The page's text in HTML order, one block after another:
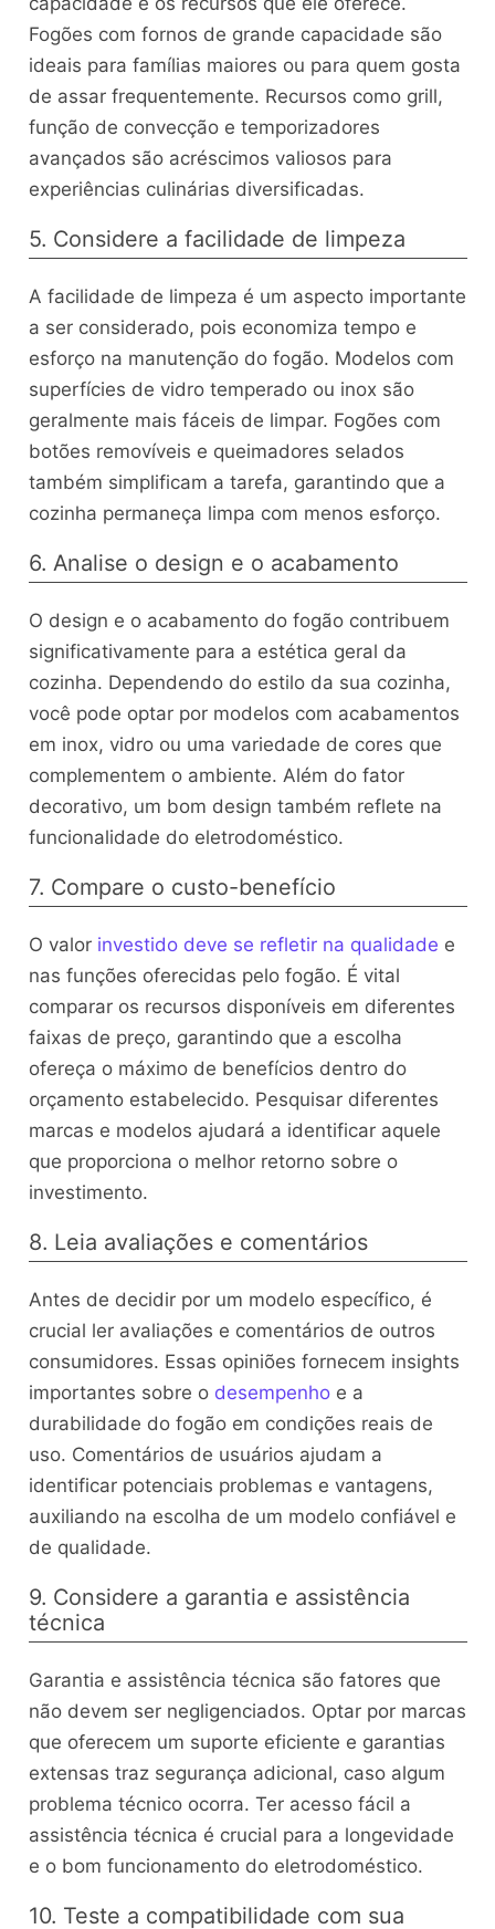
Fogões com fornos de grande capacidade são
ideais para famílias maiores ou para quem gosta
de assar frequentemente. Recursos como grill,
função de convecção e temporizadores
avançados são acréscimos valiosos para
experiências culinárias diversificadas.
5. Considere a facilidade de limpeza
A facilidade de limpeza é um aspecto importante
a ser considerado, pois economiza tempo e
esforço na manutenção do fogão. Modelos com
superfícies de vidro temperado ou inox são
geralmente mais fáceis de limpar. Fogões com
botões removíveis e queimadores selados
também simplificam a tarefa, garantindo que a
cozinha permaneça limpa com menos esforço.
6. Analise o design e o acabamento
O design e o acabamento do fogão contribuem
significativamente para a estética geral da
cozinha. Dependendo do estilo da sua cozinha,
você pode optar por modelos com acabamentos
em inox, vidro ou uma variedade de cores que
complementem o ambiente. Além do fator
decorativo, um bom design também reflete na
funcionalidade do eletrodoméstico.
7. Compare o custo-benefício
O valor investido deve se refletir na qualidade e
nas funções oferecidas pelo fogão. É vital
comparar os recursos disponíveis em diferentes
faixas de preço, garantindo que a escolha
ofereça o máximo de benefícios dentro do
orçamento estabelecido. Pesquisar diferentes
marcas e modelos ajudará a identificar aquele
que proporciona o melhor retorno sobre o
investimento.
8. Leia avaliações e comentários
Antes de decidir por um modelo específico, é
crucial ler avaliações e comentários de outros
consumidores. Essas opiniões fornecem insights
importantes sobre o desempenhoe a
durabilidade do fogão em condições reais de
uso. Comentários de usuários ajudam a
identificar potenciais problemas e vantagens,
auxiliando na escolha de um modelo confiável e
de qualidade.
9. Considere a garantia e assistência
técnica
Garantia e assistência técnica são fatores que
não devem ser negligenciados. Optar por marcas
que oferecem um suporte eficiente e garantias
extensas traz segurança adicional, caso algum
problema técnico ocorra. Ter acesso fácil a
assistência técnica é crucial para a longevidade
e o bom funcionamento do eletrodoméstico.
10. Teste a compatibilidade com sua